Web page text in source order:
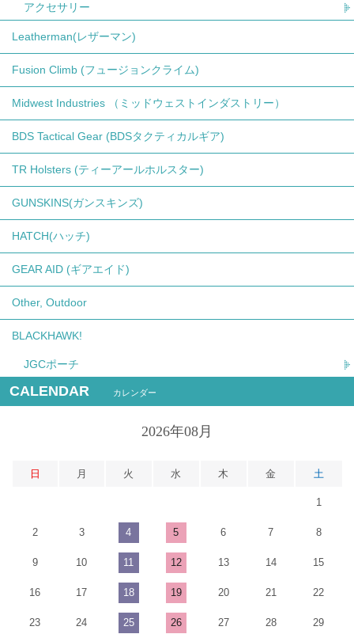
アクセサリー
Leatherman(レザーマン)
Fusion Climb (フュージョンクライム)
Midwest Industries （ミッドウェストインダストリー）
BDS Tactical Gear (BDSタクティカルギア)
TR Holsters (ティーアールホルスター)
GUNSKINS(ガンスキンズ)
HATCH(ハッチ)
GEAR AID (ギアエイド)
Other, Outdoor
BLACKHAWK!
JGCポーチ
CALENDAR カレンダー
2026年08月
日 月 火 水 木 金 土
1
2 3 4 5 6 7 8
9 10 11 12 13 14 15
16 17 18 19 20 21 22
23 24 25 26 27 28 29